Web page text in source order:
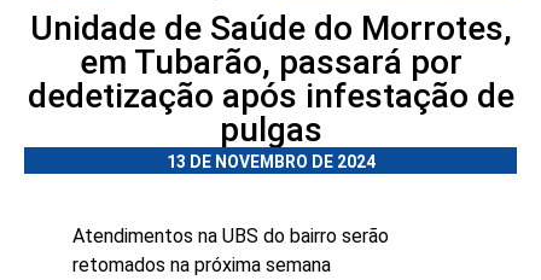
Unidade de Saúde do Morrotes,
em Tubarão, passará por
dedetização após infestação de
pulgas
13 DE NOVEMBRO DE 2024
Atendimentos na UBS do bairro serão
retomados na próxima semana